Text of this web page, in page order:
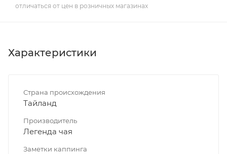
отличаться от цен в розничных магазинах
Характеристики
Страна происхождения
Тайланд
Производитель
Легенда чая
Заметки каппинга